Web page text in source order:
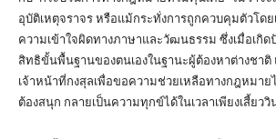
อุบัติเหตุจราจร หรือแม้กระทั่งการถูกควบคุมตัวโดย
ความเข้าใจผิดทางภาษาและวัฒนธรรม ซึ่งเมื่อเกิ
สิทธิขั้นพื้นฐานของตนเองในฐานะผู้ต้องหาต่างชาติ
เจ้าหน้าที่กงสุลเพื่อขอความช่วยเหลือทางกฎหมา
ต้องสนุก กลายเป็นความทุกข์ได้ในเวลาเพียงเสี้ยววิ